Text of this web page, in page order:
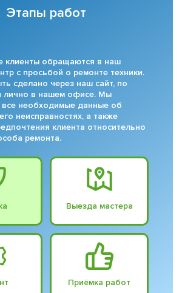
Этапы работ
клиенты обращаются в наш
с просьбой о ремонте техники.
сделано через наш сайт, по
лично в нашем офисе. Мы
все необходимые данные об
неисправностях, а также
клиента относительно
ремонта.
Выезда мастера
Приёмка работ